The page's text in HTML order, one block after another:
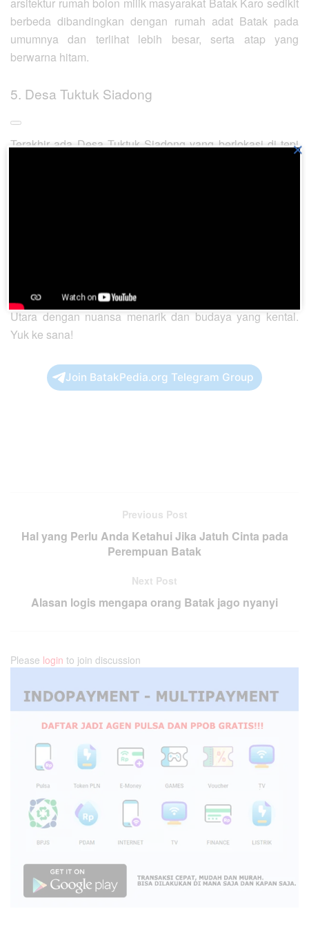
berbeda dibandingkan dengan rumah adat Batak pada
umumnya dan terlihat lebih besar, serta atap yang
berwarna hitam.
5. Desa Tuktuk Siadong
Terakhir ada Desa Tuktuk Siadong yang berlokasi di tepi
Itu dia beberapa desa wisata yang terletak di Sumatera
Utara dengan nuansa menarik dan budaya yang kental.
Yuk ke sana!
Join BatakPedia.org Telegram Group
Previous Post
Hal yang Perlu Anda Ketahui Jika Jatuh Cinta pada
Perempuan Batak
Next Post
Alasan logis mengapa orang Batak jago nyanyi
Please login to join discussion
×